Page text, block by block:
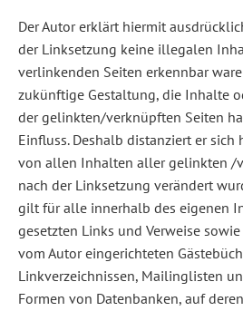
Der Autor erklärt hiermit
der Linksetzung keine illegalen
verlinkenden Seiten erkennbar
zukünftige Gestaltung, die Inhalte
der gelinkten/verknüpften Seiten
Einfluss. Deshalb distanziert er
von allen Inhalten aller gelinkten /
nach der Linksetzung verändert
gilt für alle innerhalb des eigenen
gesetzten Links und Verweise
vom Autor eingerichteten
Linkverzeichnissen, Mailinglisten
Formen von Datenbanken, auf